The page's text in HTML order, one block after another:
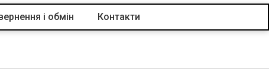
і обмін Контакти